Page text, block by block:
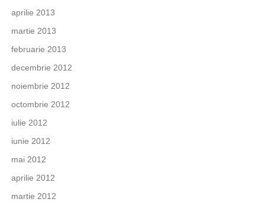
aprilie 2013
martie 2013
februarie 2013
decembrie 2012
noiembrie 2012
octombrie 2012
iulie 2012
iunie 2012
mai 2012
aprilie 2012
martie 2012